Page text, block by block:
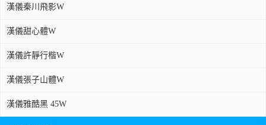
漢儀秦川飛影W
漢儀甜心體W
漢儀許靜行楷W
漢儀張子山體W
漢儀雅酷黑 45W